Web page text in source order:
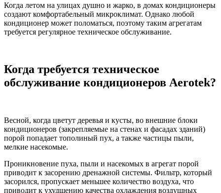
Когда летом на улицах душно и жарко, в домах кондиционеры
создают комфортабельный микроклимат. Однако любой
кондиционер может поломаться, поэтому таким агрегатам
требуется регулярное техническое обслуживание.
Когда требуется техническое
обслуживание кондиционеров Aerotek?
Весной, когда цветут деревья и кусты, во внешние блоки
кондиционеров (закрепляемые на стенах и фасадах зданий)
порой попадает тополиный пух, а также частицы пыли,
мелкие насекомые.
Проникновение пуха, пыли и насекомых в агрегат порой
приводит к засорению дренажной системы. Фильтр, который
засорился, пропускает меньшее количество воздуха, что
приводит к ухудшению качества охлаждения воздушных